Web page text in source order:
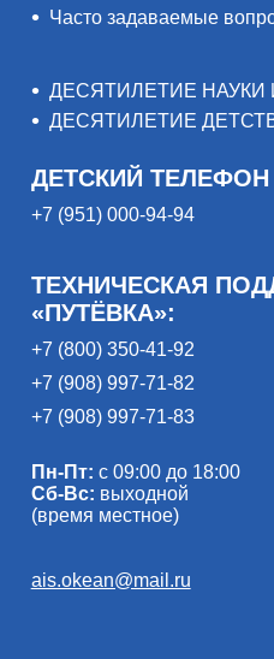
Часто задаваемые
ДЕСЯТИЛЕТИЕ НАУКИ
ДЕСЯТИЛЕТИЕ
ДЕТСКИЙ
+7 (951) 000-94-94
ТЕХНИЧЕСКАЯ
«ПУТЁВКА»:
+7 (800) 350-41-92
+7 (908) 997-71-82
+7 (908) 997-71-83
Пн-Пт: с 09:00 до 18:00
Сб-Вс: выходной
(время местное)
ais.okean@mail.ru